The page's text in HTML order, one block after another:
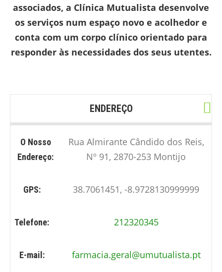
associados, a Clínica Mutualista desenvolve
os serviços num espaço novo e acolhedor e
conta com um corpo clínico orientado para
responder às necessidades dos seus utentes.
ENDEREÇO
O Nosso
Endereço:
Rua Almirante Cândido dos Reis,
Nº 91, 2870-253 Montijo
GPS: 38.7061451, -8.9728130999999
Telefone: 212320345
E-mail: farmacia.geral@umutualista.pt